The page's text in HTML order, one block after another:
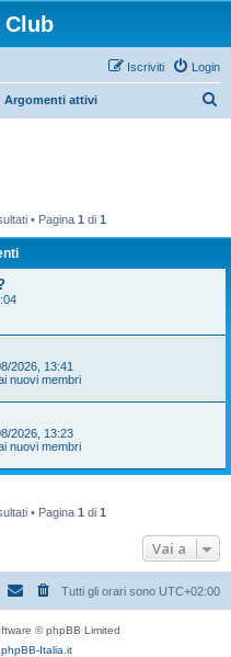
Club
Login
Iscriviti
Argomenti attivi
• Pagina 1 di 1
2026, 13:41
nuovi membri
2026, 13:23
nuovi membri
• Pagina 1 di 1
Vai a
Tutti gli orari sono UTC+02:00
© phpBB Limited
phpBB-Italia.it